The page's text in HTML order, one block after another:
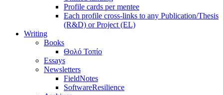
Profile cards per mentee
Each profile cross-links to any Publication/Thesis
(R&D) or Project (EL)
Writing
Books
Θολό Τοπίο
Essays
Newsletters
FieldNotes
SoftwareResilience